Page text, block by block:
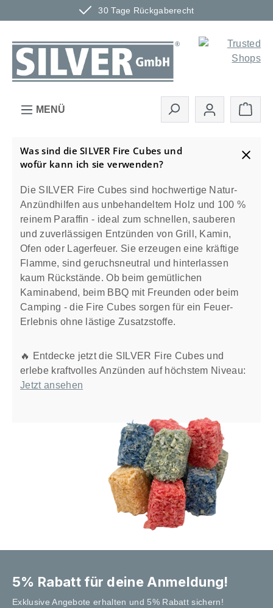
30 Tage Rückgaberecht
Zum Hauptinhalt springen
MENÜ
Was sind die SILVER Fire Cubes und
wofür kann ich sie verwenden?
Die SILVER Fire Cubes sind hochwertige Natur-
Anzündhilfen aus unbehandeltem Holz und 100 %
reinem Paraffin - ideal zum schnellen, sauberen
und zuverlässigen Entzünden von Grill, Kamin,
Ofen oder Lagerfeuer. Sie erzeugen eine kräftige
Flamme, sind geruchsneutral und hinterlassen
kaum Rückstände. Ob beim gemütlichen
Kaminabend, beim BBQ mit Freunden oder beim
Camping - die Fire Cubes sorgen für ein Feuer-
Erlebnis ohne lästige Zusatzstoffe.
🔥 Entdecke jetzt die SILVER Fire Cubes und
erlebe kraftvolles Anzünden auf höchstem Niveau:
Jetzt ansehen
5% Rabatt für deine Anmeldung!
Exklusive Angebote erhalten und 5% Rabatt sichern!